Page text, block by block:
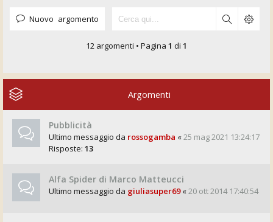
Nuovo argomento
12 argomenti • Pagina 1 di 1
Argomenti
Pubblicità
Ultimo messaggio da rossogamba «25 mag 2021 13:24:17
Risposte: 13
Alfa Spider di Marco Matteucci
Ultimo messaggio da giuliasuper69«20 ott 2014 17:40:54